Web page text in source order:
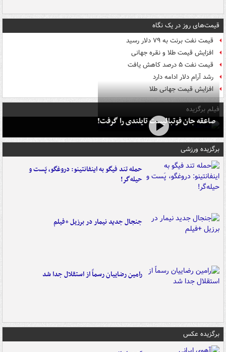
قیمت‌های روز در یک نگاه
قیمت نفت برنت به ۷۹ دلار رسید
افزایش قیمت طلا و نقره جهانی
قیمت نفت ۵ درصد کاهش یافت
رشد آرام دلار ادامه دارد
افزایش قیمت جهانی طلا
فیلم برگزیده
صاعقه جان فوتبالیست تایلندی را گرفت!
برگزیده ورزشی
حمله تند فیگو به اینفانتینو: دروغگو، پَست‌ و
حیله‌گر!
جنجال جدید نیمار در برزیل +فیلم
رامین رضاییان رسماً از استقلال جدا شد
برگزیده عکس